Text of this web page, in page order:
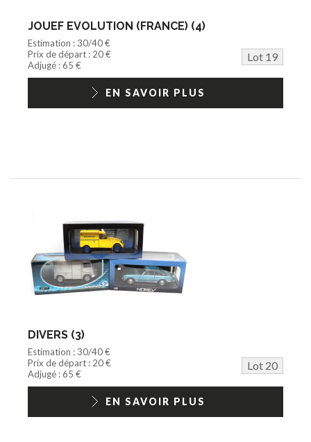
JOUEF EVOLUTION (FRANCE) (4)
Estimation : 30/40 €
Prix de départ : 20 €
Lot 19
Adjugé : 65 €
EN SAVOIR PLUS
DIVERS (3)
Estimation : 30/40 €
Prix de départ : 20 €
Lot 20
Adjugé : 65 €
EN SAVOIR PLUS